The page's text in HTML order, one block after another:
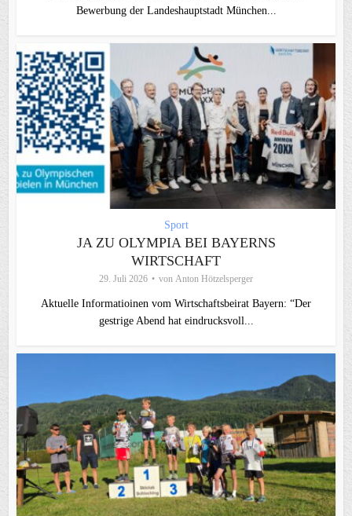
Bewerbung der Landeshauptstadt München...
Sport
JA ZU OLYMPIA BEI BAYERNS
WIRTSCHAFT
29. Juli 2026 von Anton Hötzelsperger
Aktuelle Informatioinen vom Wirtschaftsbeirat Bayern: “Der
gestrige Abend hat eindrucksvoll...